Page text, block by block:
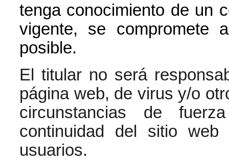
tenga conocimiento de un
vigente, se compromete
posible.
El titular no será
página web, de virus y/o
circunstancias de
continuidad del sitio
usuarios.